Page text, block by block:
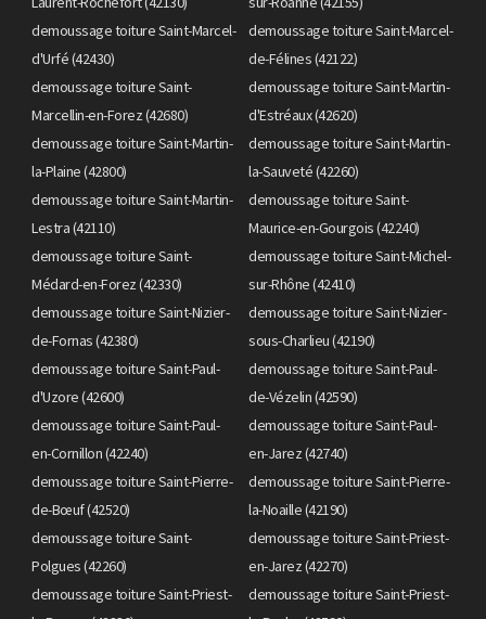
demoussage toiture Saint-Marcel-
d'Urfé (42430)
demoussage toiture Saint-Marcel-
de-Félines (42122)
demoussage toiture Saint-
Marcellin-en-Forez (42680)
demoussage toiture Saint-Martin-
d'Estréaux (42620)
demoussage toiture Saint-Martin-
la-Plaine (42800)
demoussage toiture Saint-Martin-
la-Sauveté (42260)
demoussage toiture Saint-Martin-
Lestra (42110)
demoussage toiture Saint-
Maurice-en-Gourgois (42240)
demoussage toiture Saint-
Médard-en-Forez (42330)
demoussage toiture Saint-Michel-
sur-Rhône (42410)
demoussage toiture Saint-Nizier-
de-Fornas (42380)
demoussage toiture Saint-Nizier-
sous-Charlieu (42190)
demoussage toiture Saint-Paul-
d'Uzore (42600)
demoussage toiture Saint-Paul-
de-Vézelin (42590)
demoussage toiture Saint-Paul-
en-Cornillon (42240)
demoussage toiture Saint-Paul-
en-Jarez (42740)
demoussage toiture Saint-Pierre-
de-Bœuf (42520)
demoussage toiture Saint-Pierre-
la-Noaille (42190)
demoussage toiture Saint-
Polgues (42260)
demoussage toiture Saint-Priest-
en-Jarez (42270)
demoussage toiture Saint-Priest-
demoussage toiture Saint-Priest-